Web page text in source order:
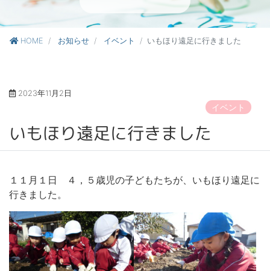
HOME お知らせ イベント いもほり遠足に行きました
2023年11月2日
イベント
いもほり遠足に行きました
１１月１日 ４，５歳児の子どもたちが、いもほり遠足に
行きました。